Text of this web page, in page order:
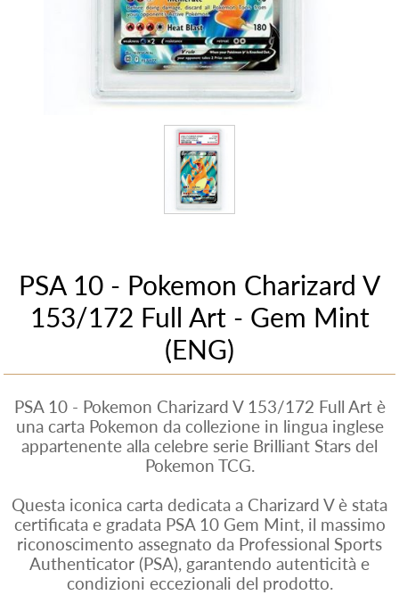
PSA 10 - Pokemon Charizard V
153/172 Full Art - Gem Mint
(ENG)
PSA 10 - Pokemon Charizard V 153/172 Full Art è
una carta Pokemon da collezione in lingua inglese
appartenente alla celebre serie Brilliant Stars del
Pokemon TCG.
Questa iconica carta dedicata a Charizard V è stata
certificata e gradata PSA 10 Gem Mint, il massimo
riconoscimento assegnato da Professional Sports
Authenticator (PSA), garantendo autenticità e
condizioni eccezionali del prodotto.